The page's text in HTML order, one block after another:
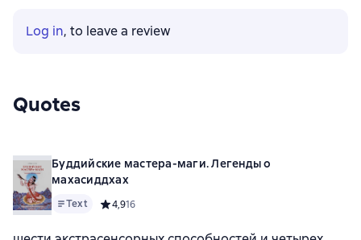
Log in, to leave a review
Quotes
Буддийские мастера-маги. Легенды о
махасиддхах
Text Средний рейтинг 4,9 на основе 16 оценок
4,916